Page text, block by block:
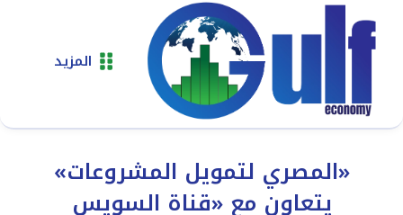
المزيد
«المصري لتمويل المشروعات»
يتعاون مع «قناة السويس